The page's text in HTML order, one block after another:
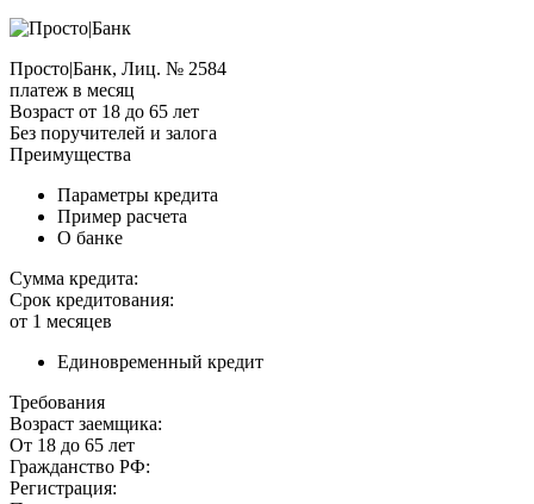
Просто|Банк, Лиц. № 2584
платеж в месяц
Возраст от 18 до 65 лет
Без поручителей и залога
Преимущества
Параметры кредита
Пример расчета
О банке
Сумма кредита:
Срок кредитования:
от 1 месяцев
Единовременный кредит
Требования
Возраст заемщика:
От 18 до 65 лет
Гражданство РФ:
Регистрация: